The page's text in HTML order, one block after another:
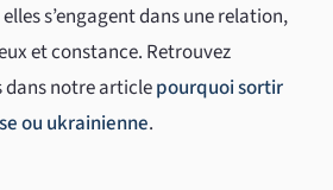
s’engagent dans une relation,
et constance. Retrouvez
notre articlepourquoi sortir
ou ukrainienne.